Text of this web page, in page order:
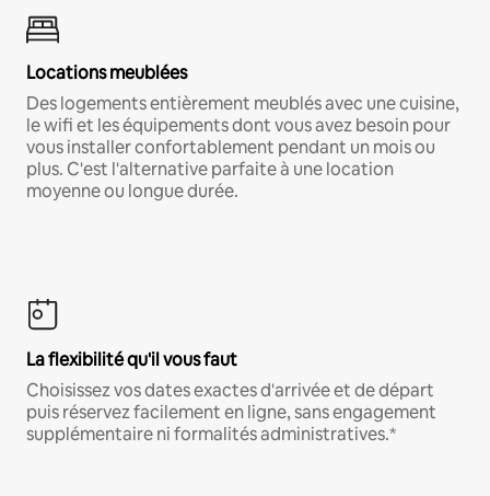
Locations meublées
Des logements entièrement meublés avec une cuisine,
le wifi et les équipements dont vous avez besoin pour
vous installer confortablement pendant un mois ou
plus. C'est l'alternative parfaite à une location
moyenne ou longue durée.
La flexibilité qu'il vous faut
Choisissez vos dates exactes d'arrivée et de départ
puis réservez facilement en ligne, sans engagement
supplémentaire ni formalités administratives.*